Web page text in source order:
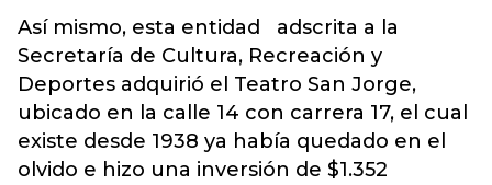
Así mismo, esta entidad adscrita a la
Secretaría de Cultura, Recreación y
Deportes adquirió el Teatro San Jorge,
ubicado en la calle 14 con carrera 17, el cual
existe desde 1938 ya había quedado en el
olvido e hizo una inversión de $1.352